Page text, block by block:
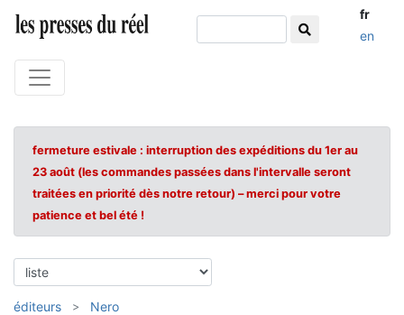
fr
en
fermeture estivale : interruption des expéditions du 1er au
23 août (les commandes passées dans l'intervalle seront
traitées en priorité dès notre retour) – merci pour votre
patience et bel été !
éditeurs Nero